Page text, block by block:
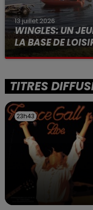
13 juillet 2026
WINGLES: UN
LA BASE DE
La victime a coulé à
TITRES
23h43
23h43